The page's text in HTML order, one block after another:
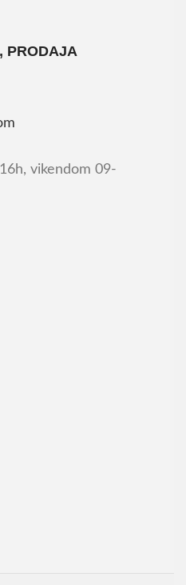
PRODAJA
vikendom 09-